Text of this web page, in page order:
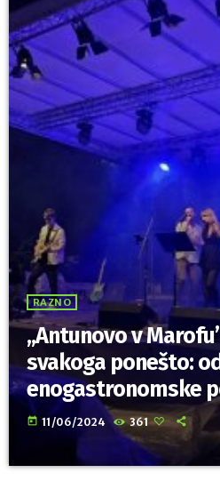
RAZNO
„Antunovo v
svakoga ponešto:
enogastronomske
predstava, plesa i
koncerata
today 11/06/2024 361